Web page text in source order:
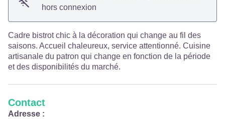
hors connexion
Cadre bistrot chic à la décoration qui change au fil des
saisons. Accueil chaleureux, service attentionné. Cuisine
artisanale du patron qui change en fonction de la période
et des disponibilités du marché.
Contact
Adresse :